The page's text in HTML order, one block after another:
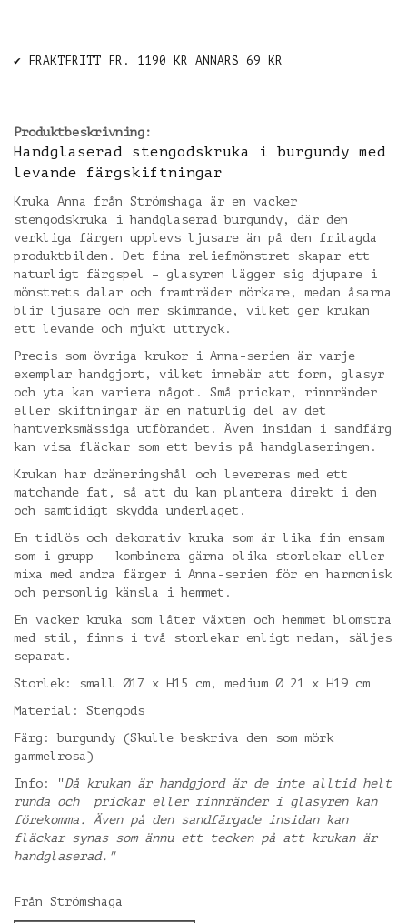
✔️ FRAKTFRITT FR. 1190 KR ANNARS 69 KR
Produktbeskrivning:
Handglaserad stengodskruka i burgundy med
levande färgskiftningar
Kruka Anna från Strömshaga är en vacker
stengodskruka i handglaserad burgundy, där den
verkliga färgen upplevs ljusare än på den frilagda
produktbilden. Det fina reliefmönstret skapar ett
naturligt färgspel – glasyren lägger sig djupare i
mönstrets dalar och framträder mörkare, medan åsarna
blir ljusare och mer skimrande, vilket ger krukan
ett levande och mjukt uttryck.
Precis som övriga krukor i Anna-serien är varje
exemplar handgjort, vilket innebär att form, glasyr
och yta kan variera något. Små prickar, rinnränder
eller skiftningar är en naturlig del av det
hantverksmässiga utförandet. Även insidan i sandfärg
kan visa fläckar som ett bevis på handglaseringen.
Krukan har dräneringshål och levereras med ett
matchande fat, så att du kan plantera direkt i den
och samtidigt skydda underlaget.
En tidlös och dekorativ kruka som är lika fin ensam
som i grupp – kombinera gärna olika storlekar eller
mixa med andra färger i Anna-serien för en harmonisk
och personlig känsla i hemmet.
En vacker kruka som låter växten och hemmet blomstra
med stil, finns i två storlekar enligt nedan, säljes
separat.
Storlek: small Ø17 x H15 cm, medium Ø 21 x H19 cm
Material: Stengods
Färg: burgundy (Skulle beskriva den som mörk
gammelrosa)
Info: "Då krukan är handgjord är de inte alltid helt
runda och prickar eller rinnränder i glasyren kan
förekomma. Även på den sandfärgade insidan kan
fläckar synas som ännu ett tecken på att krukan är
handglaserad."
Från Strömshaga